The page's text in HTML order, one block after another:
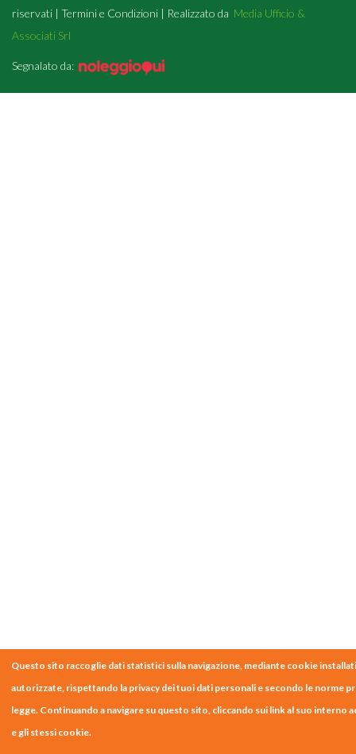
riservati | Termini e Condizioni | Realizzato da Media Ufficio &
Associati Srl
Segnalato da:
Questo sito raccoglie dati statistici sulla navigazione, mediante cookie
autorizzate, rispettando la privacy dei tuoi dati personali e secondo le norme
legge. Continuando a navigare su questo sito, cliccando sui link al suo interno
e gli stessi cookie.